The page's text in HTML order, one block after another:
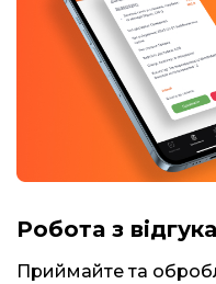
Робота з
Приймайте та